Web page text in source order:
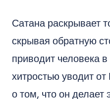
Сатана раскрывает
скрывая обратную
приводит человека
хитростью уводит
о том, что он делает